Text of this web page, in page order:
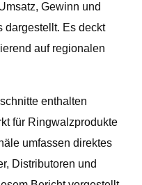
Gewinn und
dargestellt. Es deckt
auf regionalen
enthalten
für Ringwalzprodukte
umfassen direktes
Distributoren und